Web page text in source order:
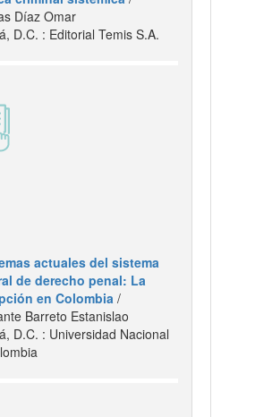
Díaz Omar
D.C. : Editorial Temis S.A.
actuales del sistema
de derecho penal: La
en Colombia /
Barreto Estanislao
D.C. : Universidad Nacional